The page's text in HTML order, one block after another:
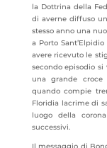
la Dottrina della
di averne diffuso
stesso anno una
a Porto
avere ricevuto le
secondo episodio
una grande croce
quando compie
Floridia lacrime di
luogo della
successivi.